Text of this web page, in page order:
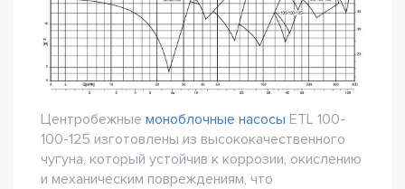
Центробежные моноблочные насосы ETL 100-
100-125 изготовлены из высококачественного
чугуна, который устойчив к коррозии, окислению
и механическим повреждениям, что